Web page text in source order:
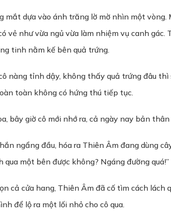
mắt dựa vào ánh trăng lờ mờ nhìn một
vẻ như vừa ngủ vừa làm nhiệm vụ canh
tinh nằm kế bên quả trứng.
nàng tỉnh dậy, không thấy quả trứng đâu
toàn không có hứng thú tiếp tục.
bây giờ cô mới nhớ ra, cả ngày nay bản
ngẩng đầu, hóa ra Thiên Âm đang dùng
một bên được không? Ngáng đường quá!”
cả cửa hang, Thiên Âm đã cố tìm cách lách
để lộ ra một lối nhỏ cho cô qua.